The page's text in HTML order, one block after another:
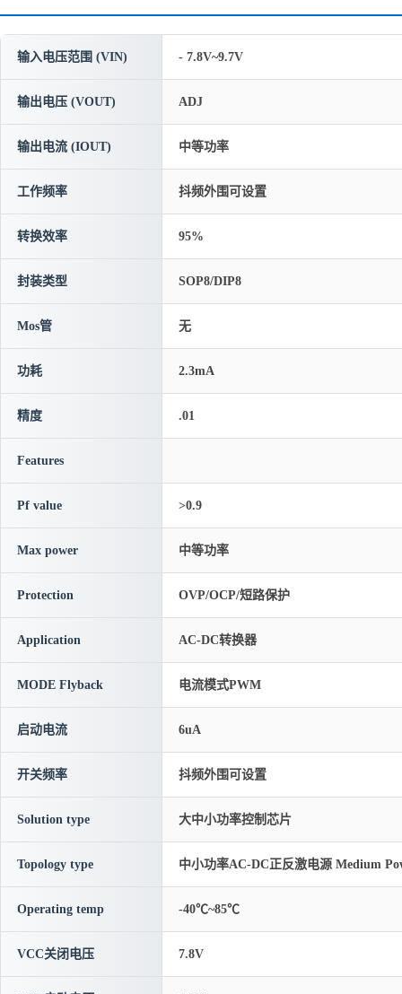
输入电压范围 (VIN) - 7.8V~9.7V
输出电压 (VOUT) ADJ
输出电流 (IOUT) 中等功率
工作频率 抖频外围可设置
转换效率 95%
封装类型 SOP8/DIP8
Mos管 无
功耗 2.3mA
精度 .01
Features
Pf value >0.9
Max power 中等功率
Protection OVP/OCP/短路保护
Application AC-DC转换器
MODE Flyback 电流模式PWM
启动电流 6uA
开关频率 抖频外围可设置
Solution type 大中小功率控制芯片
Topology type 中小功率AC-DC正反激电源 Medium
Operating temp -40℃~85℃
VCC关闭电压 7.8V